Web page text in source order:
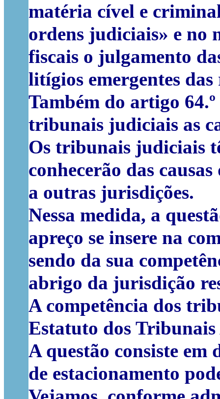
matéria cível e
ordens judiciais» e no
fiscais o julgamento
litígios emergentes
Também do artigo
tribunais judiciais as
Os tribunais judiciais
conhecerão das
a outras jurisdições.
Nessa medida, a
apreço se insere na
sendo da sua
abrigo da jurisdição
A competência dos
Estatuto dos
A questão consiste
de estacionamento